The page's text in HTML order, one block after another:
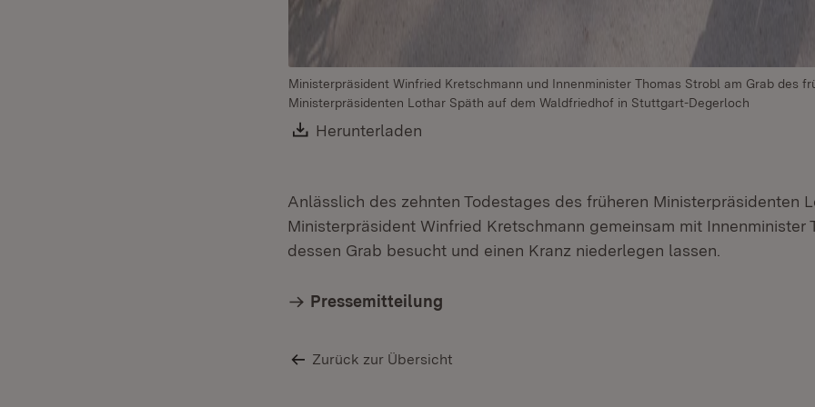
Ministerpräsident Winfried Kretschmann und Innenminister Thomas Strobl am Grab des
Ministerpräsidenten Lothar Späth auf dem Waldfriedhof in Stuttgart-Degerloch
Download:
Herunterladen
Anlässlich des zehnten Todestages des früheren Ministerpräsidenten
Ministerpräsident Winfried Kretschmann gemeinsam mit Innenminister
dessen Grab besucht und einen Kranz niederlegen lassen.
Pressemitteilung
Zurück zur Übersicht